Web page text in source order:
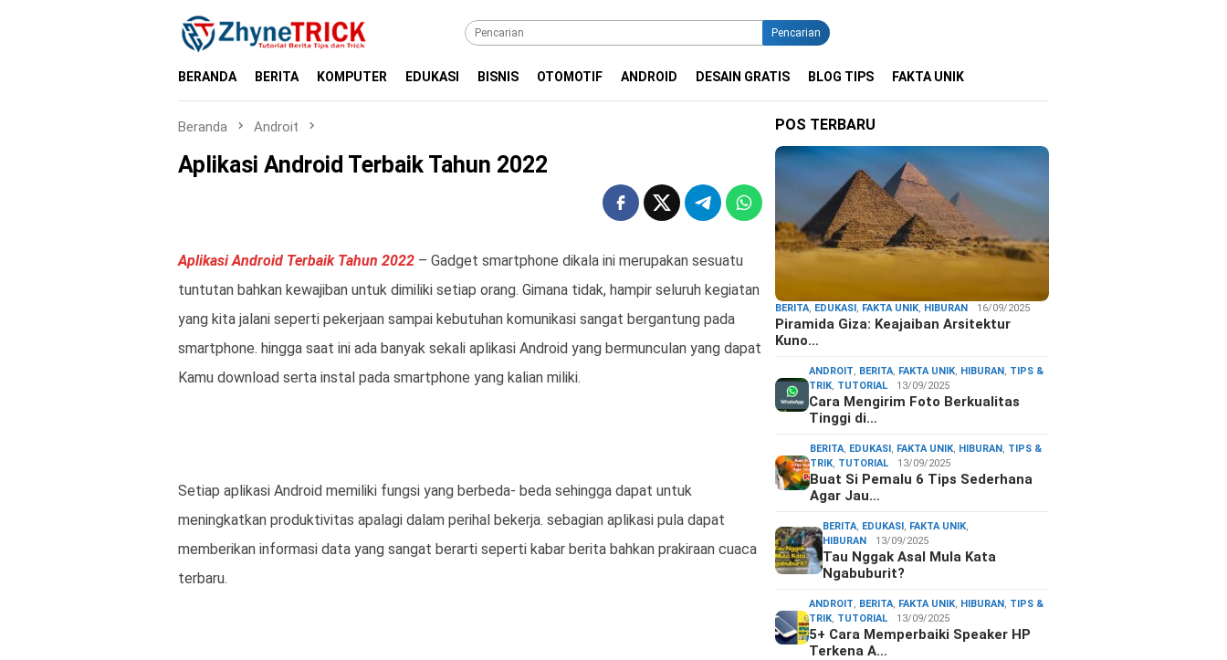
Pencarian
BERANDA BERITA KOMPUTER EDUKASI BISNIS OTOMOTIF ANDROID DESAIN GRATIS BLOG TIPS FAKTA UNIK
Beranda Androit
Aplikasi Android Terbaik Tahun 2022
Aplikasi Android Terbaik Tahun 2022 – Gadget smartphone dikala ini merupakan sesuatu
tuntutan bahkan kewajiban untuk dimiliki setiap orang. Gimana tidak, hampir seluruh kegiatan
yang kita jalani seperti pekerjaan sampai kebutuhan komunikasi sangat bergantung pada
smartphone. hingga saat ini ada banyak sekali aplikasi Android yang bermunculan yang dapat
Kamu download serta instal pada smartphone yang kalian miliki.
Setiap aplikasi Android memiliki fungsi yang berbeda- beda sehingga dapat untuk
meningkatkan produktivitas apalagi dalam perihal bekerja. sebagian aplikasi pula dapat
memberikan informasi data yang sangat berarti seperti kabar berita bahkan prakiraan cuaca
terbaru.
POS TERBARU
BERITA, EDUKASI, FAKTA UNIK, HIBURAN 16/09/2025
Piramida Giza: Keajaiban Arsitektur
Kuno…
ANDROIT, BERITA, FAKTA UNIK, HIBURAN, TIPS &
TRIK, TUTORIAL 13/09/2025
Cara Mengirim Foto Berkualitas
Tinggi di…
BERITA, EDUKASI, FAKTA UNIK, HIBURAN, TIPS &
TRIK, TUTORIAL 13/09/2025
Buat Si Pemalu 6 Tips Sederhana
Agar Jau…
BERITA, EDUKASI, FAKTA UNIK,
HIBURAN
13/09/2025
Tau Nggak Asal Mula Kata
Ngabuburit?
ANDROIT, BERITA, FAKTA UNIK, HIBURAN, TIPS &
TRIK, TUTORIAL 13/09/2025
5+ Cara Memperbaiki Speaker HP
Terkena A…